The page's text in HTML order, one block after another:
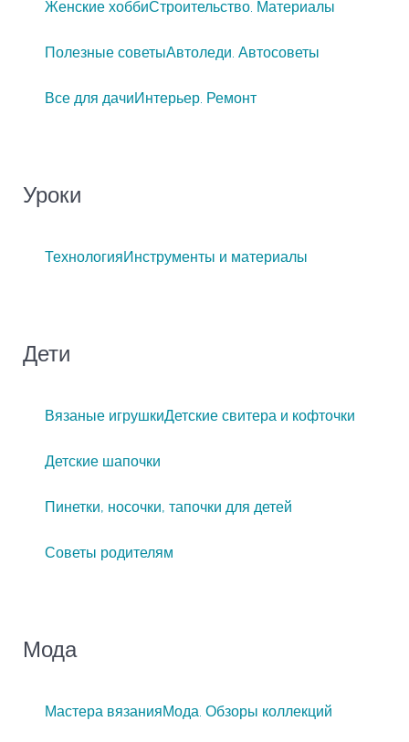
Женские хоббиСтроительство. Материалы
Полезные советыАвтоледи. Автосоветы
Все для дачиИнтерьер. Ремонт
Уроки
ТехнологияИнструменты и материалы
Дети
Вязаные игрушкиДетские свитера и кофточки
Детские шапочки
Пинетки, носочки, тапочки для детей
Советы родителям
Мода
Мастера вязанияМода. Обзоры коллекций